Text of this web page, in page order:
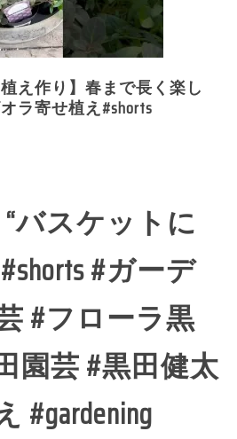
え作り】春まで長く楽し
ラ寄せ植え#shorts
バスケットに
#ガーデ
#フローラ黒
園芸 #黒田健太
#gardening